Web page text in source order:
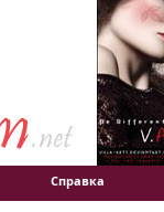
Справка